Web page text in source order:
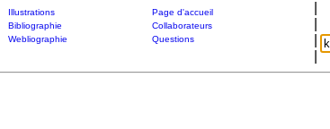
Illustrations
Page d'accueil
Bibliographie
Collaborateurs
Webliographie
Questions